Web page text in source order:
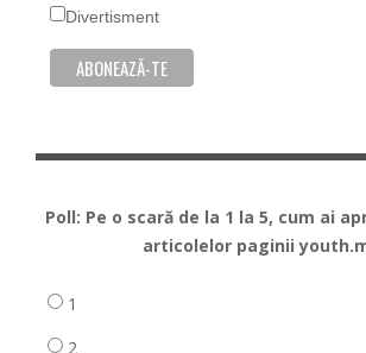
Divertisment
Poll: Pe o scară de la 1 la 5, cum ai
articolelor paginii
1
2